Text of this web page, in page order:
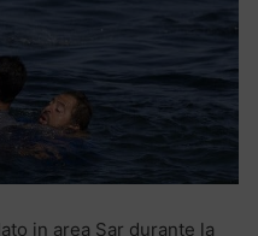
in area Sar durante la